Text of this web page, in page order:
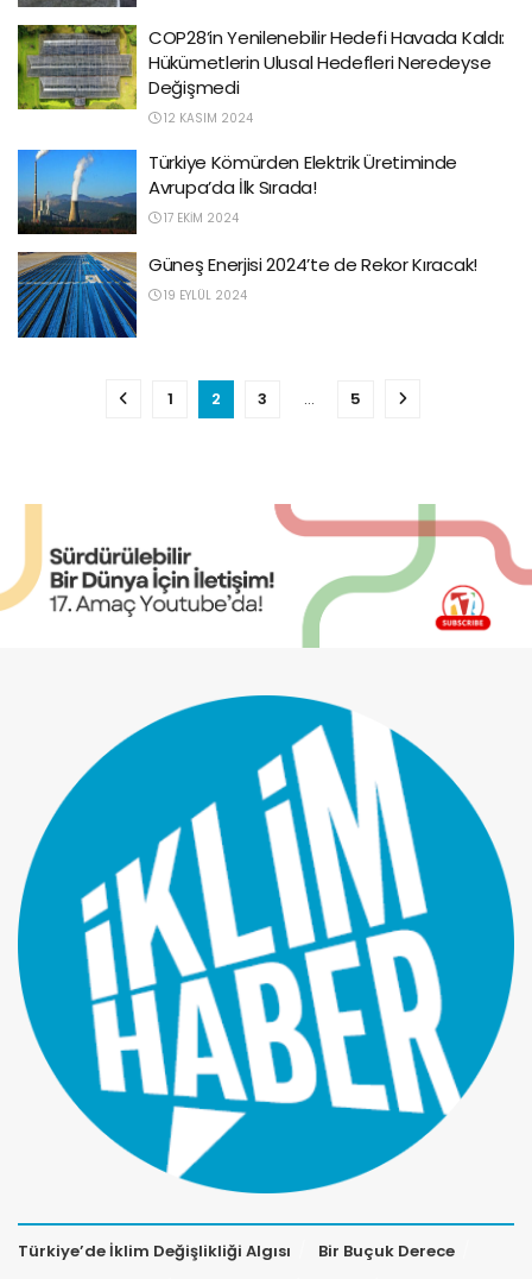
COP28’in Yenilenebilir Hedefi Havada Kaldı:
Hükümetlerin Ulusal Hedefleri Neredeyse
Değişmedi
12 KASIM 2024
Türkiye Kömürden Elektrik Üretiminde
Avrupa’da İlk Sırada!
17 EKIM 2024
Güneş Enerjisi 2024’te de Rekor Kıracak!
19 EYLÜL 2024
1 2 3 … 5
Türkiye’de İklim Değişlikliği Algısı
Bir Buçuk Derece